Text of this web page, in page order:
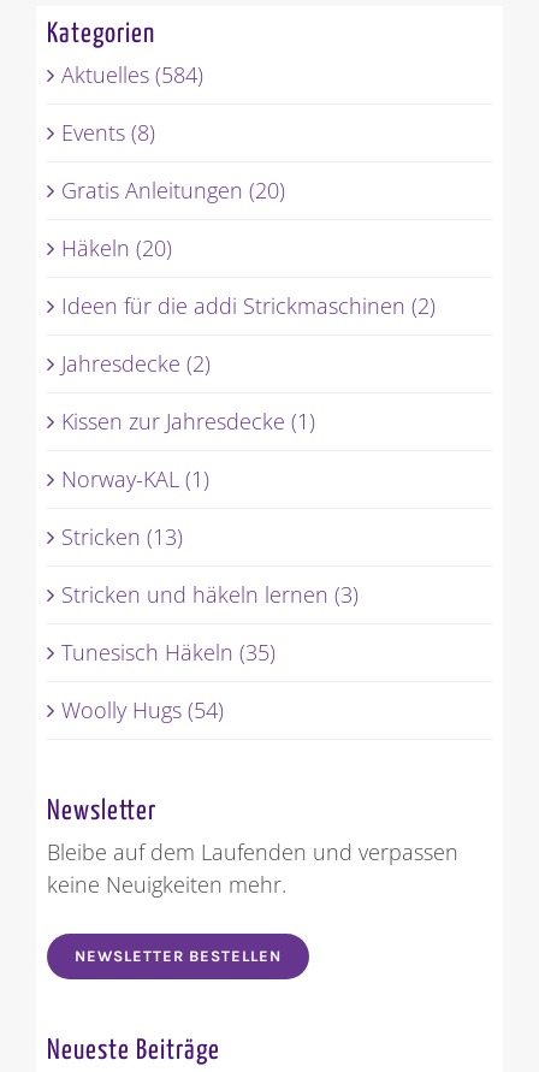
Kategorien
Aktuelles (584)
Events (8)
Gratis Anleitungen (20)
Häkeln (20)
Ideen für die addi Strickmaschinen (2)
Jahresdecke (2)
Kissen zur Jahresdecke (1)
Norway-KAL (1)
Stricken (13)
Stricken und häkeln lernen (3)
Tunesisch Häkeln (35)
Woolly Hugs (54)
Newsletter
Bleibe auf dem Laufenden und verpassen
keine Neuigkeiten mehr.
NEWSLETTER BESTELLEN
Neueste Beiträge